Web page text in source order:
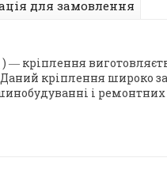
для замовлення
) ― кріплення
кріплення широко
і ремонтних